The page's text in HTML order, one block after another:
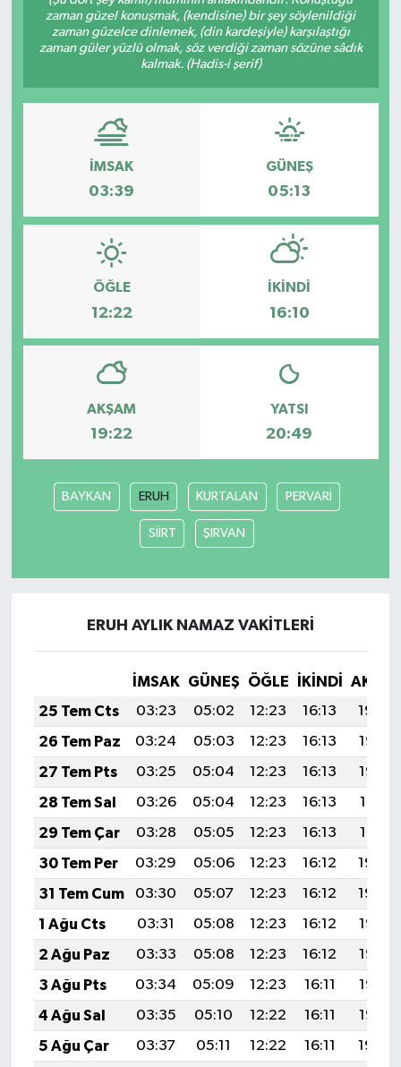
zaman güzel konuşmak, (kendisine) bir şey söylenildiği
zaman güzelce dinlemek, (din kardeşiyle) karşılaştığı
zaman güler yüzlü olmak, söz verdiği zaman sözüne sâdık
kalmak. (Hadis-i şerif)
İMSAK
03:39
GÜNEŞ
05:13
ÖĞLE
12:22
İKINDI
16:10
AKŞAM
19:22
YATSI
20:49
BAYKAN ERUH KURTALAN PERVARİ
SİİRT ŞIRVAN
ERUH AYLIK NAMAZ VAKITLERI
İMSAK GÜNEŞ ÖĞLE İKINDI
25 Tem Cts
03:23 05:02 12:23 16:13
19:34
26 Tem Paz
03:24 05:03 12:23 16:13
19:33
27 Tem Pts
03:25 05:04 12:23 16:13
19:32
28 Tem Sal
03:26 05:04 12:23 16:13
19:31
29 Tem Çar
03:28 05:05 12:23 16:13
19:31
30 Tem Per
03:29 05:06 12:23 16:12
19:30
31 Tem Cum
03:30 05:07 12:23 16:12
19:29
1 Ağu Cts
03:31 05:08 12:23 16:12
19:28
2 Ağu Paz
03:33 05:08 12:23 16:12
19:27
3 Ağu Pts
03:34 05:09 12:23 16:11
19:26
4 Ağu Sal
03:35 05:10 12:22 16:11
19:25
5 Ağu Çar
03:37 05:11 12:22 16:11
19:24